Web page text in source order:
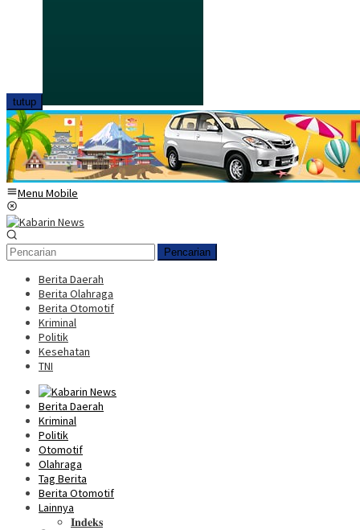
tutup
Menu Mobile
Pencarian
Berita Daerah
Berita Olahraga
Berita Otomotif
Kriminal
Politik
Kesehatan
TNI
Berita Daerah
Kriminal
Politik
Otomotif
Olahraga
Tag Berita
Berita Otomotif
Lainnya
𝐈𝐧𝐝𝐞𝐤𝐬